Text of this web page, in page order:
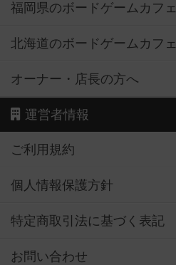
福岡県のボードゲームカフェ
北海道のボードゲームカフェ
オーナー・店長の方へ
運営者情報
ご利用規約
個人情報保護方針
特定商取引法に基づく表記
お問い合わせ